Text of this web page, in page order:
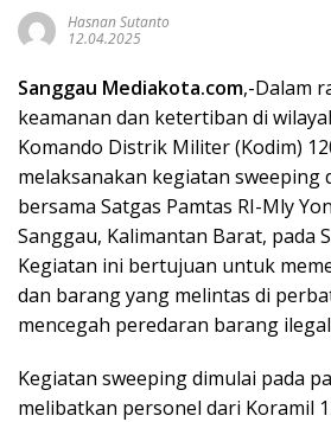
Hasnan Sutanto
12.04.2025
Sanggau Mediakota.com,-Dalam
keamanan dan ketertiban di
Komando Distrik Militer (Kodim)
melaksanakan kegiatan sweeping
bersama Satgas Pamtas RI-Mly
Sanggau, Kalimantan Barat, pada
Kegiatan ini bertujuan untuk
dan barang yang melintas di
mencegah peredaran barang
Kegiatan sweeping dimulai pada
melibatkan personel dari Koramil